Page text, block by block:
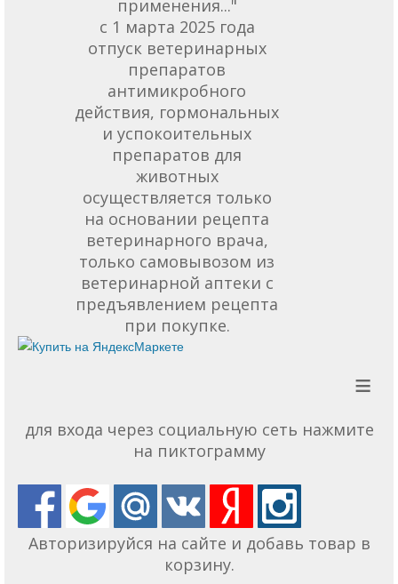
применения..."
с 1 марта 2025 года
отпуск ветеринарных
препаратов
антимикробного
действия, гормональных
и успокоительных
препаратов для
животных
осуществляется только
на основании рецепта
ветеринарного врача,
только самовывозом из
ветеринарной аптеки с
предъявлением рецепта
при покупке.
≡
для входа через социальную сеть нажмите
на пиктограмму
Авторизируйся на сайте и добавь товар в
корзину.